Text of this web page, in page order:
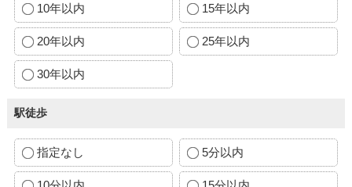
10年以内 15年以内
20年以内 25年以内
30年以内
駅徒歩
指定なし 5分以内